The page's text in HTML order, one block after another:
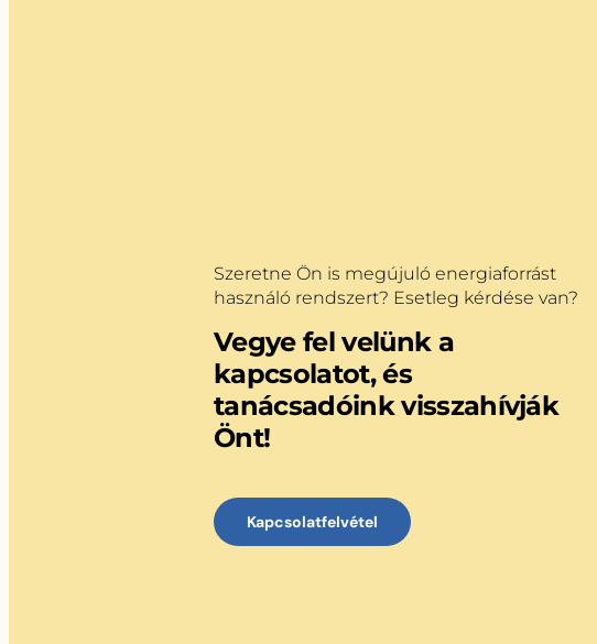
Szeretne Ön is megújuló energiaforrást
használó rendszert? Esetleg kérdése van?
Vegye fel velünk a
kapcsolatot, és
tanácsadóink visszahívják
Önt!
Kapcsolatfelvétel